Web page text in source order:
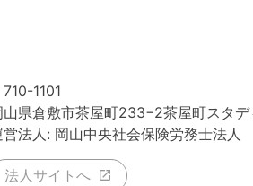
710-1101
山県倉敷市茶屋町233−2茶屋町スタ
営法人: 岡山中央社会保険労務士法人
法人サイトへ